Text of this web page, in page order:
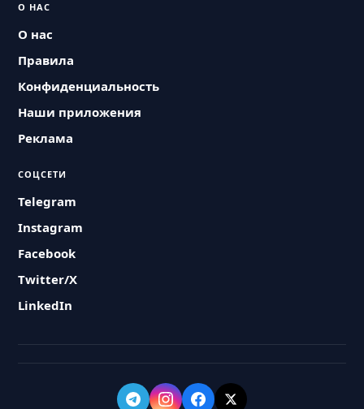
О НАС
О нас
Правила
Конфиденциальность
Наши приложения
Реклама
СОЦСЕТИ
Telegram
Instagram
Facebook
Twitter/X
LinkedIn